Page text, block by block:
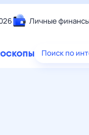
Личные
Поиск по